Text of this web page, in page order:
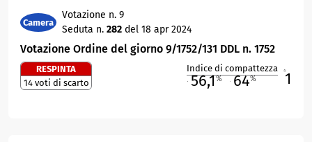
Camera
Votazione n. 9
Seduta n. 282 del 18 apr 2024
Votazione Ordine del giorno 9/1752/131 DDL n. 1752
RESPINTA
14 voti di scarto
Indice di compattezza
56,1% 64% 1